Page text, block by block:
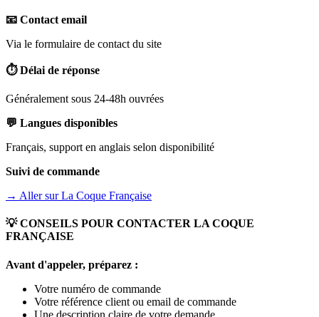
📧 Contact email
Via le formulaire de contact du site
⏱️ Délai de réponse
Généralement sous 24-48h ouvrées
💬 Langues disponibles
Français, support en anglais selon disponibilité
Suivi de commande
→ Aller surLa Coque Française
💡 CONSEILS POUR CONTACTER LA COQUE
FRANÇAISE
Avant d'appeler, préparez :
Votre numéro de commande
Votre référence client ou email de commande
Une description claire de votre demande